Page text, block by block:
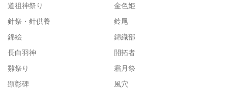
道祖神祭り
金色姫
針祭・針供養
鈴尾
錦絵
錦織部
長白羽神
開拓者
雛祭り
霜月祭
顕彰碑
風穴